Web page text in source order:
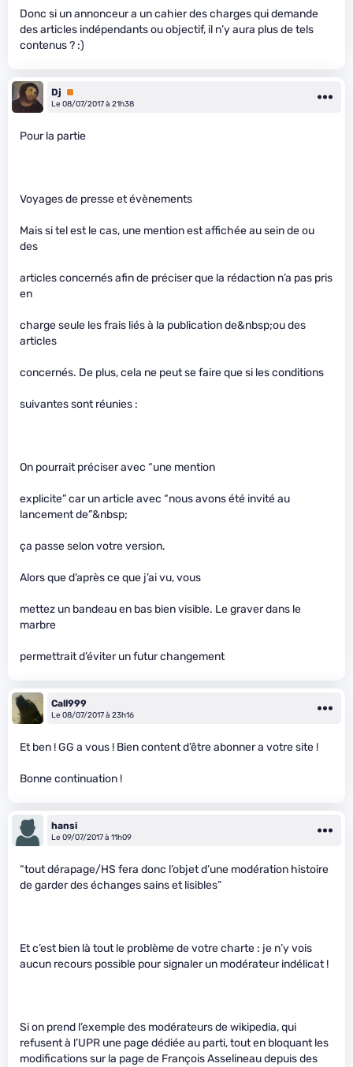
Donc si un annonceur a un cahier des charges qui demande
des articles indépendants ou objectif, il n’y aura plus de tels
contenus ? :)
Dj
Premium
Le 08/07/2017 à 21h38
Pour la partie
Voyages de presse et évènements
Mais si tel est le cas, une mention est affichée au sein de ou
des
articles concernés afin de préciser que la rédaction n’a pas pris
en
charge seule les frais liés à la publication de&nbsp;ou des
articles
concernés. De plus, cela ne peut se faire que si les conditions
suivantes sont réunies :
On pourrait préciser avec “une mention
explicite” car un article avec “nous avons été invité au
lancement de”&nbsp;
ça passe selon votre version.
Alors que d’après ce que j’ai vu, vous
mettez un bandeau en bas bien visible. Le graver dans le
marbre
permettrait d’éviter un futur changement
Call999
Le 08/07/2017 à 23h16
Et ben ! GG a vous ! Bien content d’être abonner a votre site !
Bonne continuation !
hansi
Le 09/07/2017 à 11h09
“tout dérapage/HS fera donc l’objet d’une modération histoire
de garder des échanges sains et lisibles”
Et c’est bien là tout le problème de votre charte : je n’y vois
aucun recours possible pour signaler un modérateur indélicat !
Si on prend l’exemple des modérateurs de wikipedia, qui
refusent à l’UPR une page dédiée au parti, tout en bloquant les
modifications sur la page de François Asselineau depuis des